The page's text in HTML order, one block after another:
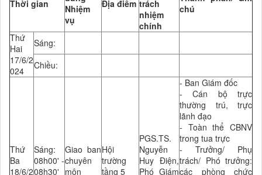
Thời gian
Nhiệm
vụ
Địa điểm trách
nhiệm
chính
chú
Thứ
Hai
17/6/2
024
Sáng:
Chiều:
Thứ
Ba
18/6/2
Sáng:
08h00' -
08h30'
Giao ban
chuyên
môn
Hội
trường
tầng 5
PGS.TS.
Nguyễn
Huy Điện,
Phó Giám
- Ban Giám đốc
- Cán bộ trực
thường trú, trực
lãnh đạo
- Toàn thể CBNV
trong tua trực
- Trưởng/ Phụ
trách/ Phó trưởng:
các phòng chức